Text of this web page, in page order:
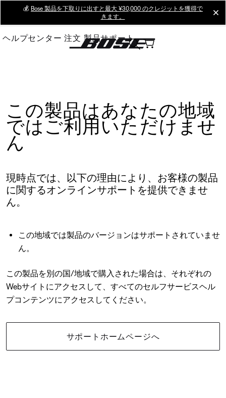
Main
💰 Bose 製品を下取りに出すと最大 ¥30,000 のクレジットを獲得で
きます。
ヘルプセンター 注文 製品サポート
この製品はあなたの地域
ではご利用いただけませ
ん
現時点では、以下の理由により、お客様の製品
に関するオンラインサポートを提供できませ
ん。
この地域では製品のバージョンはサポートされていませ
ん。
この製品を別の国/地域で購入された場合は、それぞれの
Webサイトにアクセスして、すべてのセルフサービスヘル
プコンテンツにアクセスしてください。
サポートホームページへ